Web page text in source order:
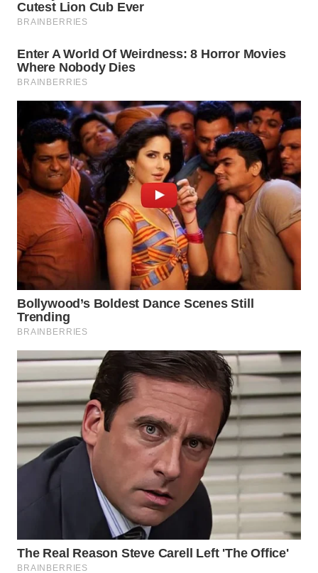
BOGOR
DEPOK
TAPANULI
UTARA
WN
SAMOSIR
PADANG
LAWAS
WN
SUMEDANG
WN
CIANJUR
WN
KEPULAUAN
SERIBU
WN
TANGERANG
WN